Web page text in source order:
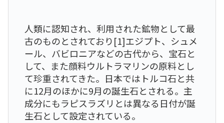
人類に認知され、利用された鉱物として最
古のものとされており[1]エジプト、シュメ
ール、バビロニアなどの古代から、宝石と
して、また顔料ウルトラマリンの原料とし
て珍重されてきた。日本ではトルコ石と共
に12月のほかに9月の誕生石とされる。主
成分にもラピスラズリとは異なる日付が誕
生石として設定されている。